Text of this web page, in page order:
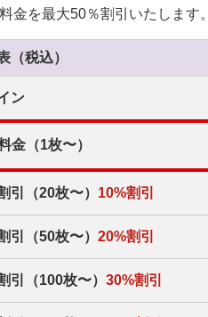
金を最大50％割引いたします。
（税込）
ン
金（1枚〜）
引（20枚〜） 10%割引
引（50枚〜） 20%割引
引（100枚〜） 30%割引